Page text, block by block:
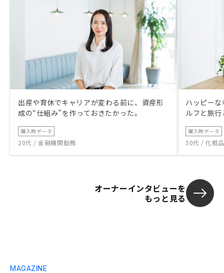
出産や育休でキャリアが変わる前に、資産形
成の“仕組み”を作っておきたかった。
購入時データ
20代 / 金融機関勤務
ハッピー
ルフと旅
購入時データ
50代 / 化粧
オーナーインタビューを
もっと見る
MAGAZINE